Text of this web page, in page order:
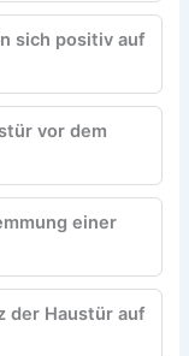
sich positiv auf
vor dem
einer
der Haustür auf